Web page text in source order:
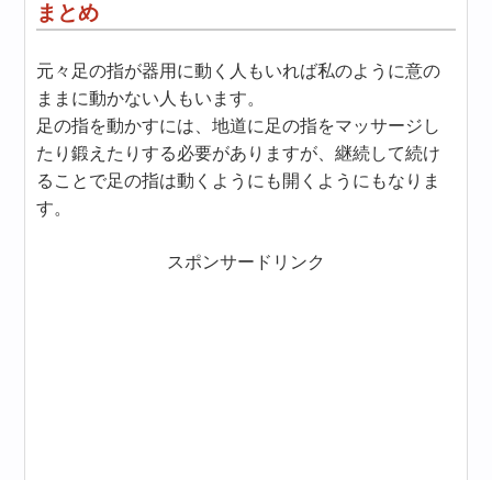
まとめ
元々足の指が器用に動く人もいれば私のように意の
ままに動かない人もいます。
足の指を動かすには、地道に足の指をマッサージし
たり鍛えたりする必要がありますが、継続して続け
ることで足の指は動くようにも開くようにもなりま
す。
スポンサードリンク